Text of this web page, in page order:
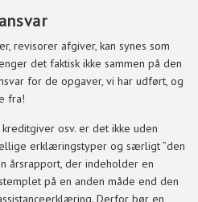
revisorer afgiver, kan synes som
det faktisk ikke sammen på den
for de opgaver, vi har udført, og
fra!
osv. er det ikke uden
erklæringstyper og særligt ”den
årsrapport, der indeholder en
på en anden måde end den
Derfor bør en